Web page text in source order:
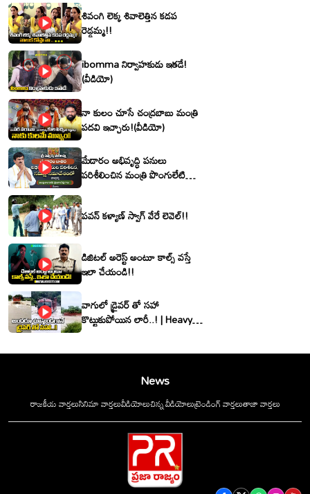
శివంగి లెక్క శివాలెత్తిన కడప
రెడ్డమ్మ!!
ibomma నిర్వాహకుడు ఇతడే!
(వీడియో)
నా కులం చూసే చంద్రబాబు మంత్రి
పదవి ఇచ్చారు!(వీడియో)
మేడారం అభివృద్ధి పనులు
పరిశీలించిన మంత్రి పొంగులేటి
పవన్ కళ్యాణ్ స్వాగ్ వేరే లెవెల్!!
డిజిటల్ అరెస్ట్ అంటూ కాల్స్ వస్తే
ఇలా చేయండి!!
వాగులో డ్రైవర్ తో సహా
కొట్టుకుపోయిన లారీ..! | Heavy
News
రాజకీయ వార్తలుసినిమా వార్తలువీడియోలుచిన్న వీడియోలుట్రెండింగ్ వార్తలుతాజా వార్తలు